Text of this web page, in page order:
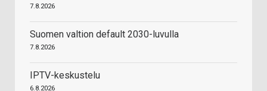
7.8.2026
Suomen valtion default 2030-luvulla
7.8.2026
IPTV-keskustelu
6.8.2026